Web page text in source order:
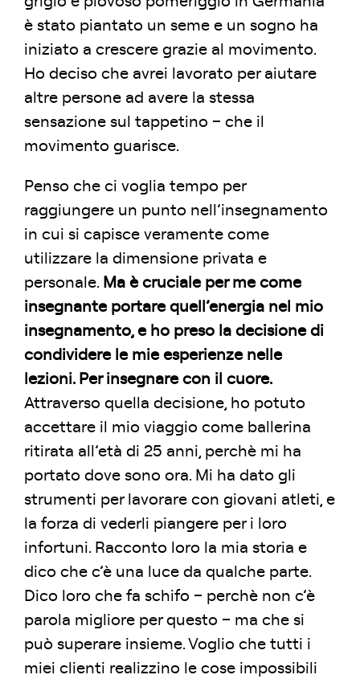
è stato piantato un seme e un sogno ha
iniziato a crescere grazie al movimento.
Ho deciso che avrei lavorato per aiutare
altre persone ad avere la stessa
sensazione sul tappetino – che il
movimento guarisce.
Penso che ci voglia tempo per
raggiungere un punto nell’insegnamento
in cui si capisce veramente come
utilizzare la dimensione privata e
personale. Ma è cruciale per me come
insegnante portare quell’energia nel mio
insegnamento, e ho preso la decisione di
condividere le mie esperienze nelle
lezioni. Per insegnare con il cuore.
Attraverso quella decisione, ho potuto
accettare il mio viaggio come ballerina
ritirata all’età di 25 anni, perchè mi ha
portato dove sono ora. Mi ha dato gli
strumenti per lavorare con giovani atleti, e
la forza di vederli piangere per i loro
infortuni. Racconto loro la mia storia e
dico che c’è una luce da qualche parte.
Dico loro che fa schifo – perchè non c’è
parola migliore per questo – ma che si
può superare insieme. Voglio che tutti i
miei clienti realizzino le cose impossibili